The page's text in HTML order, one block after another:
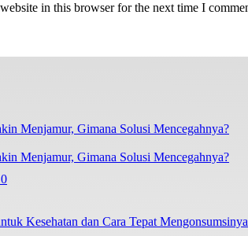
in this browser for the next time I
Menjamur, Gimana Solusi Mencegahnya?
0
Kesehatan dan Cara Tepat Mengonsumsinya